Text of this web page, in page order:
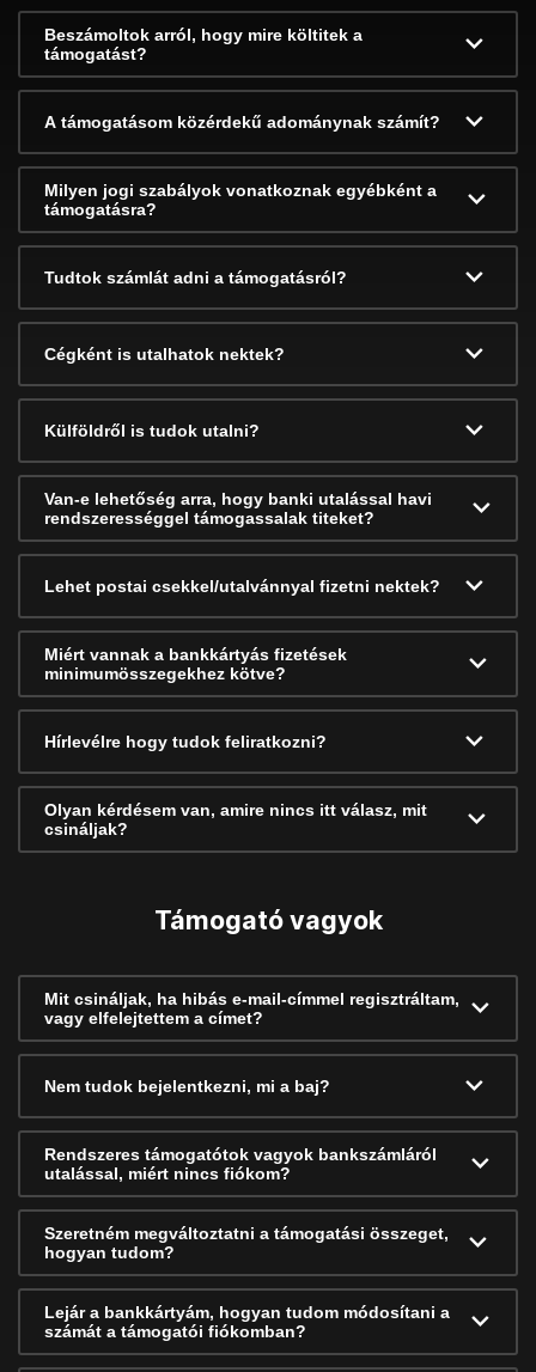
Beszámoltok arról, hogy mire költitek a
támogatást?
A támogatásom közérdekű adománynak számít?
Milyen jogi szabályok vonatkoznak egyébként a
támogatásra?
Tudtok számlát adni a támogatásról?
Cégként is utalhatok nektek?
Külföldről is tudok utalni?
Van-e lehetőség arra, hogy banki utalással havi
rendszerességgel támogassalak titeket?
Lehet postai csekkel/utalvánnyal fizetni nektek?
Miért vannak a bankkártyás fizetések
minimumösszegekhez kötve?
Hírlevélre hogy tudok feliratkozni?
Olyan kérdésem van, amire nincs itt válasz, mit
csináljak?
Támogató vagyok
Mit csináljak, ha hibás e-mail-címmel regisztráltam,
vagy elfelejtettem a címet?
Nem tudok bejelentkezni, mi a baj?
Rendszeres támogatótok vagyok bankszámláról
utalással, miért nincs fiókom?
Szeretném megváltoztatni a támogatási összeget,
hogyan tudom?
Lejár a bankkártyám, hogyan tudom módosítani a
számát a támogatói fiókomban?